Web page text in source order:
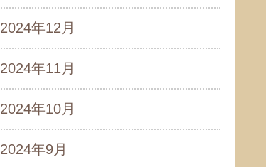
2024年12月
2024年11月
2024年10月
2024年9月